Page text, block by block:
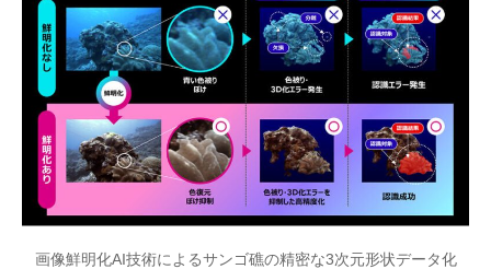
画像鮮明化AI技術によるサンゴ礁の精密な3次元形状データ化